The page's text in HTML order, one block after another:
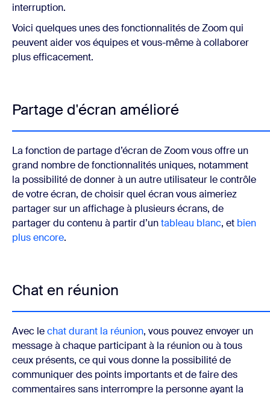
interruption.
Voici quelques unes des fonctionnalités de Zoom qui
peuvent aider vos équipes et vous-même à collaborer
plus efficacement.
Partage d'écran amélioré
La fonction de partage d’écran de Zoom vous offre un
grand nombre de fonctionnalités uniques, notamment
la possibilité de donner à un autre utilisateur le contrôle
de votre écran, de choisir quel écran vous aimeriez
partager sur un affichage à plusieurs écrans, de
partager du contenu à partir d’untableau blanc, et bien
plus encore.
Chat en réunion
Avec lechat durant la réunion, vous pouvez envoyer un
message à chaque participant à la réunion ou à tous
ceux présents, ce qui vous donne la possibilité de
communiquer des points importants et de faire des
commentaires sans interrompre la personne ayant la